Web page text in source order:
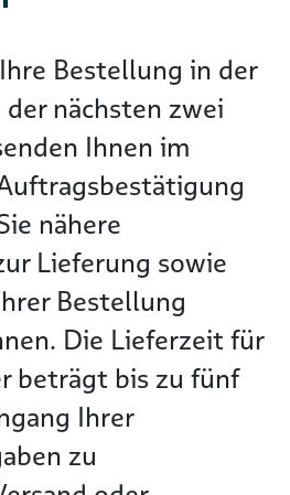
Bestellung in der
nächsten zwei
Ihnen im
nähere
Lieferung sowie
Bestellung
Die Lieferzeit für
beträgt bis zu fünf
Ihrer
zu